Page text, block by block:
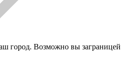
город. Возможно вы заграницей